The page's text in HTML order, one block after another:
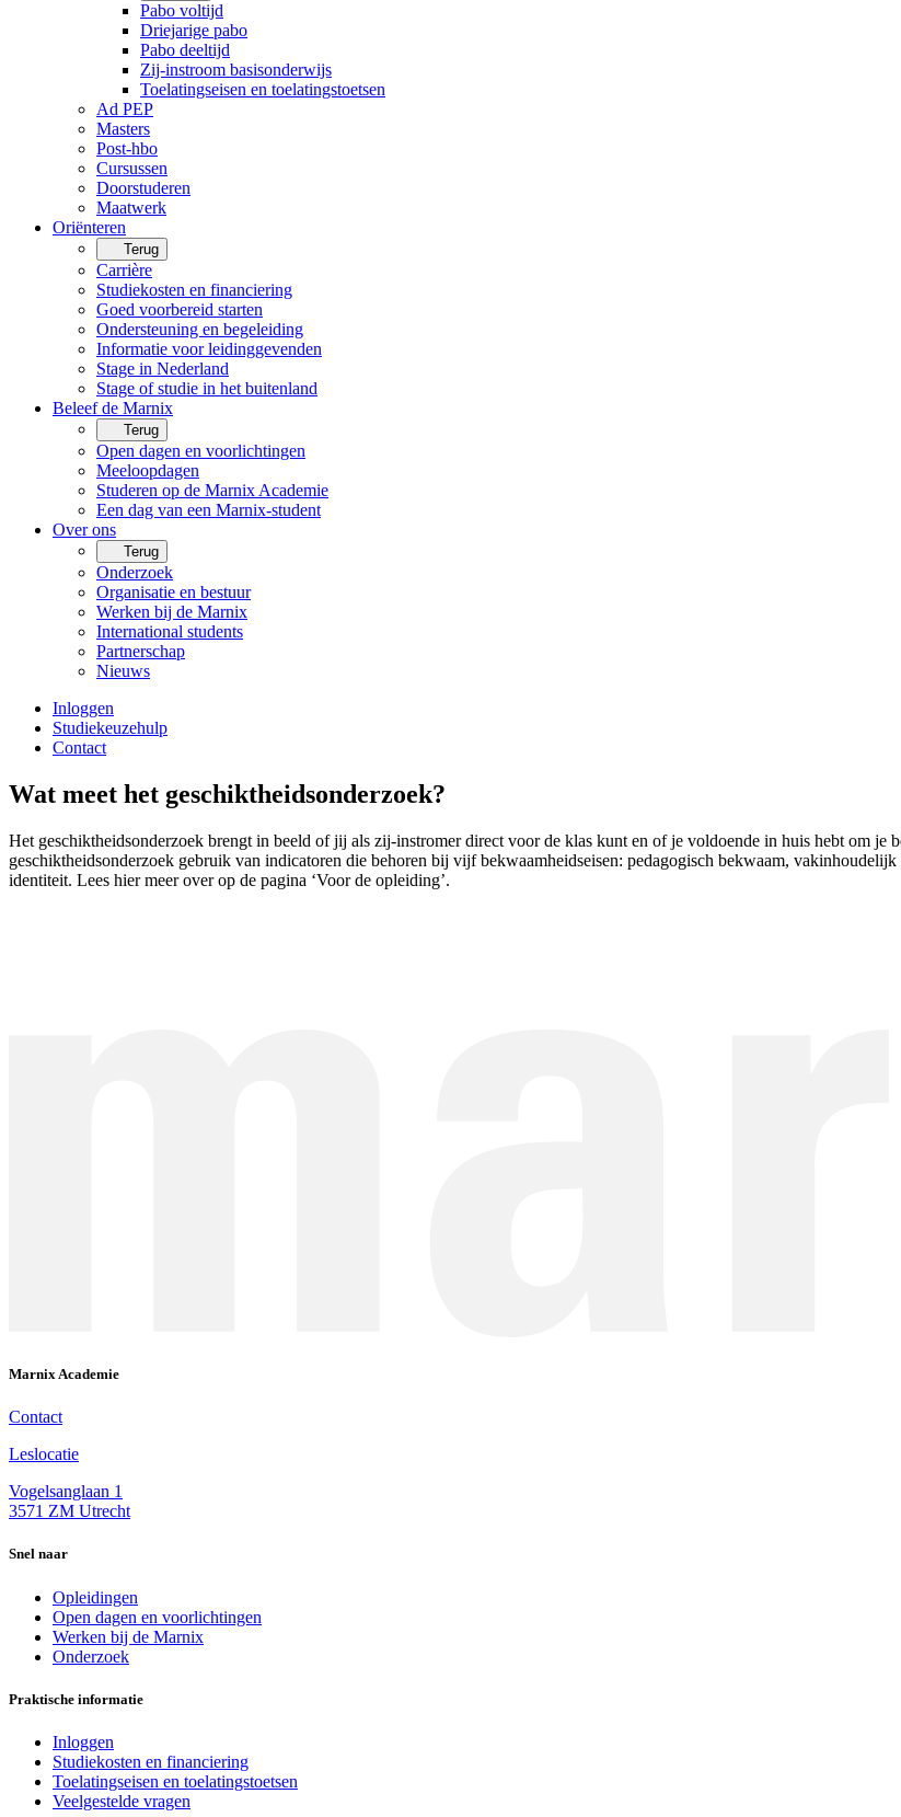
Pabo voltijd
Driejarige pabo
Pabo deeltijd
Zij-instroom basisonderwijs
Toelatingseisen en toelatingstoetsen
Ad PEP
Masters
Post-hbo
Cursussen
Doorstuderen
Maatwerk
Oriënteren
Terug
Carrière
Studiekosten en financiering
Goed voorbereid starten
Ondersteuning en begeleiding
Informatie voor leidinggevenden
Stage in Nederland
Stage of studie in het buitenland
Beleef de Marnix
Terug
Open dagen en voorlichtingen
Meeloopdagen
Studeren op de Marnix Academie
Een dag van een Marnix-student
Over ons
Terug
Onderzoek
Organisatie en bestuur
Werken bij de Marnix
International students
Partnerschap
Nieuws
Inloggen
Studiekeuzehulp
Contact
Wat meet het geschiktheidsonderzoek?
Het geschiktheidsonderzoek brengt in beeld of jij als zij-instromer direct voor de klas kunt en of je voldoende in huis hebt om je
geschiktheidsonderzoek gebruik van indicatoren die behoren bij vijf bekwaamheidseisen: pedagogisch bekwaam,
identiteit. Lees hier meer over op de pagina ‘Voor de opleiding’.
Marnix Academie
Contact
Leslocatie
Vogelsanglaan 1
3571 ZM Utrecht
Snel naar
Opleidingen
Open dagen en voorlichtingen
Werken bij de Marnix
Onderzoek
Praktische informatie
Inloggen
Studiekosten en financiering
Toelatingseisen en toelatingstoetsen
Veelgestelde vragen